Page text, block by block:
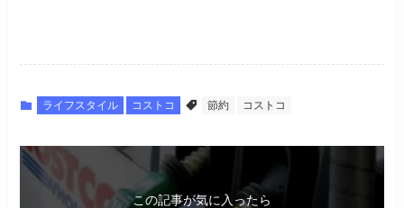
ライフスタイル コストコ 節約 コストコ
この記事が気に入ったら